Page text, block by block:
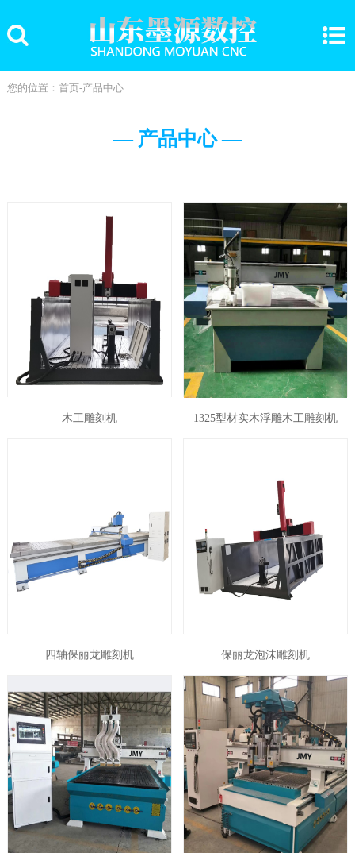
您的位置： 首页-产品中心
— 产品中心 —
木工雕刻机 1325型材实木浮雕木工雕刻机
四轴保丽龙雕刻机 保丽龙泡沫雕刻机